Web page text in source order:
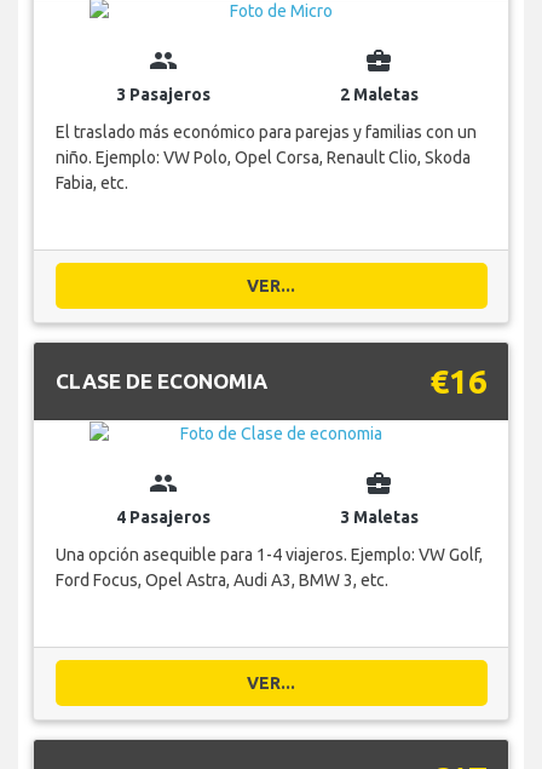
group
3 Pasajeros
business_center
2 Maletas
El traslado más económico para parejas y familias con un
niño. Ejemplo: VW Polo, Opel Corsa, Renault Clio, Skoda
Fabia, etc.
VER...
CLASE DE ECONOMIA €16
group
4 Pasajeros
business_center
3 Maletas
Una opción asequible para 1-4 viajeros. Ejemplo: VW Golf,
Ford Focus, Opel Astra, Audi A3, BMW 3, etc.
VER...